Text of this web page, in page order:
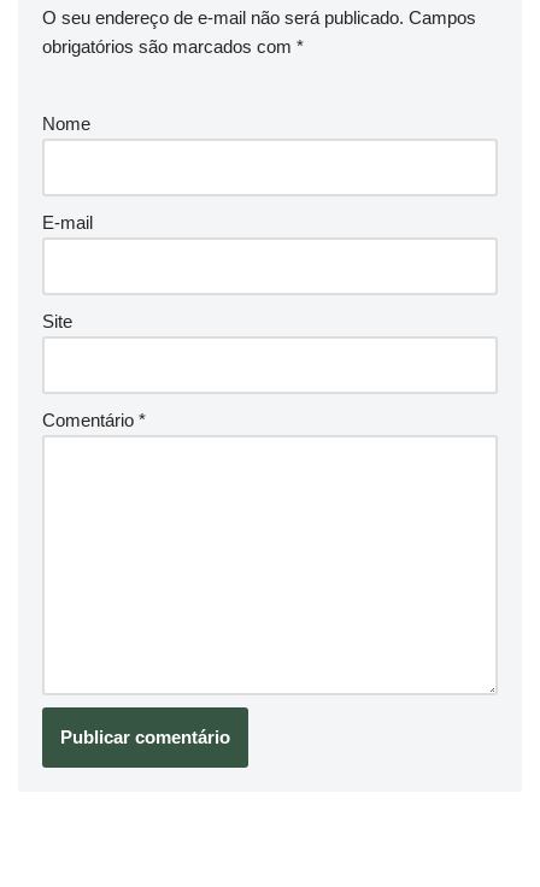
O seu endereço de e-mail não será publicado. Campos
obrigatórios são marcados com *
Nome
E-mail
Site
Comentário *